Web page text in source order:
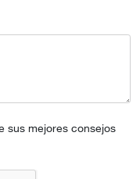
sus mejores consejos